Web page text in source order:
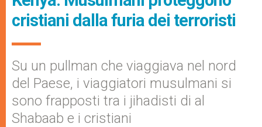
cristiani dalla furia dei terroristi
Su un pullman che viaggiava nel nord
del Paese, i viaggiatori musulmani si
sono frapposti tra i jihadisti di al
Shabaab e i cristiani